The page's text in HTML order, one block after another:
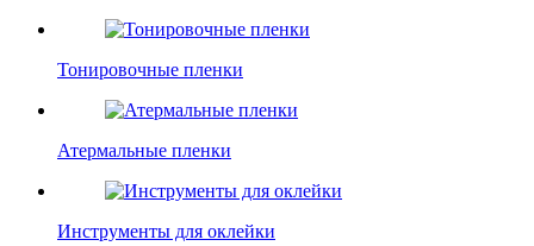
Тонировочные пленки
Атермальные пленки
Инструменты для оклейки